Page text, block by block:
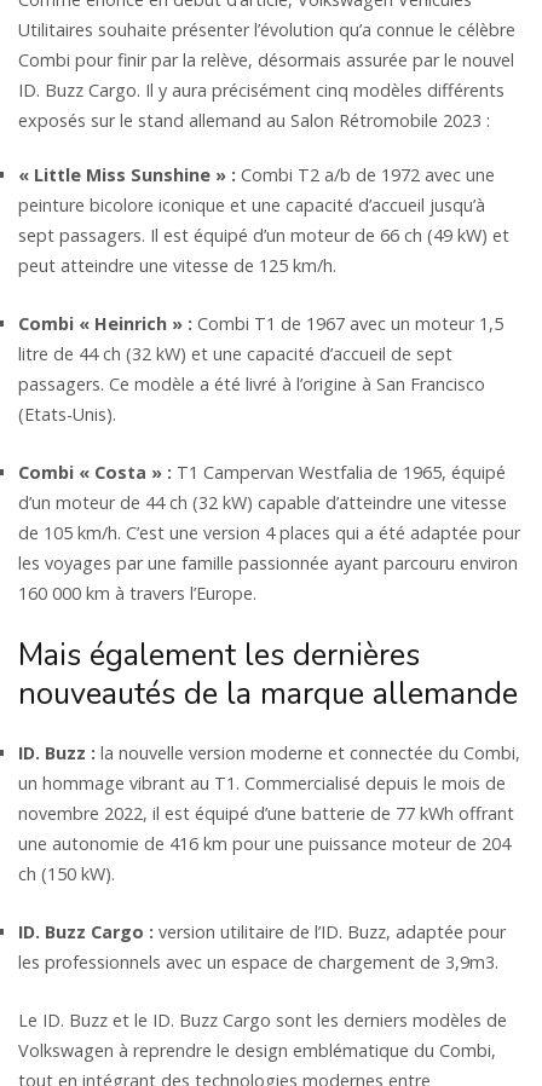
Utilitaires souhaite présenter l’évolution qu’a connue le célèbre
Combi pour finir par la relève, désormais assurée par le nouvel
ID. Buzz Cargo. Il y aura précisément cinq modèles différents
exposés sur le stand allemand au Salon Rétromobile 2023 :
« Little Miss Sunshine » : Combi T2 a/b de 1972 avec une
peinture bicolore iconique et une capacité d’accueil jusqu’à
sept passagers. Il est équipé d’un moteur de 66 ch (49 kW) et
peut atteindre une vitesse de 125 km/h.
Combi « Heinrich » : Combi T1 de 1967 avec un moteur 1,5
litre de 44 ch (32 kW) et une capacité d’accueil de sept
passagers. Ce modèle a été livré à l’origine à San Francisco
(Etats-Unis).
Combi « Costa » : T1 Campervan Westfalia de 1965, équipé
d’un moteur de 44 ch (32 kW) capable d’atteindre une vitesse
de 105 km/h. C’est une version 4 places qui a été adaptée pour
les voyages par une famille passionnée ayant parcouru environ
160 000 km à travers l’Europe.
Mais également les dernières
nouveautés de la marque allemande
ID. Buzz : la nouvelle version moderne et connectée du Combi,
un hommage vibrant au T1. Commercialisé depuis le mois de
novembre 2022, il est équipé d’une batterie de 77 kWh offrant
une autonomie de 416 km pour une puissance moteur de 204
ch (150 kW).
ID. Buzz Cargo : version utilitaire de l’ID. Buzz, adaptée pour
les professionnels avec un espace de chargement de 3,9m3.
Le ID. Buzz et le ID. Buzz Cargo sont les derniers modèles de
Volkswagen à reprendre le design emblématique du Combi,
tout en intégrant des technologies modernes entre